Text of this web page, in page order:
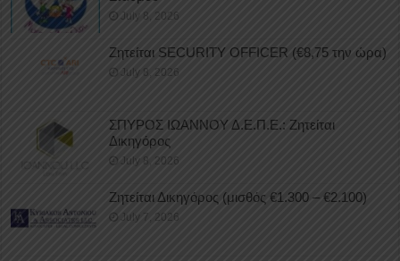
July 8, 2026
Ζητείται SECURITY OFFICER (€8,75 την ώρα)
July 8, 2026
ΣΠΥΡΟΣ ΙΩΑΝΝΟΥ Δ.Ε.Π.Ε.: Ζητείται
Δικηγόρος
July 8, 2026
Ζητείται Δικηγόρος (μισθός €1.300 – €2.100)
July 7, 2026